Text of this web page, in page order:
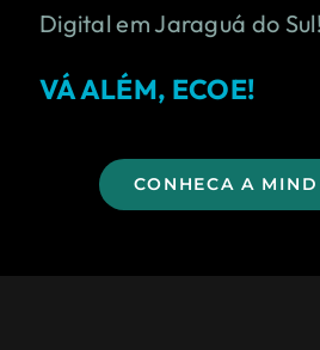
Digital emJaraguá do Sul!
VÁ ALÉM, ECOE!
CONHECA A MIND